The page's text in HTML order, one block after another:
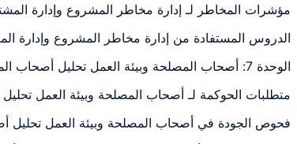
مؤشرات المخاطر لـ إدارة مخاطر المشروع وإدارة
الدروس المستفادة من إدارة مخاطر المشروع وإدارة
الوحدة 7: أصحاب المصلحة وبيئة العمل تحليل أصحاب المصلحة واستراتيجيات المشاركة تحليل
متطلبات الحوكمة لـ أصحاب المصلحة وبيئة العمل
فحوص الجودة في أصحاب المصلحة وبيئة العمل تحليل